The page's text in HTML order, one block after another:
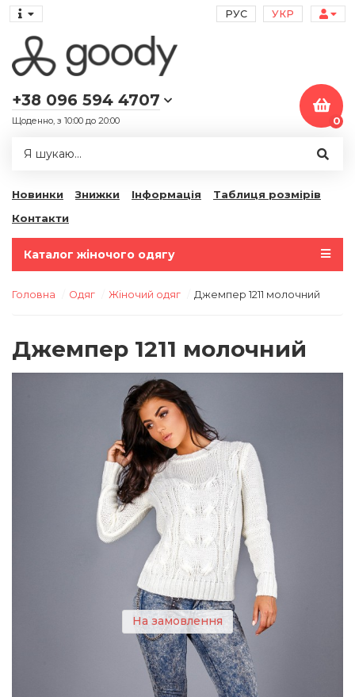
РУС УКР
+38 096 594 4707
Щоденно, з 10:00 до 20:00 0
Новинки Знижки Інформація
Таблиця розмірів
Контакти
Каталог жіночого одягу
Головна Одяг Жіночий одяг Джемпер 1211 молочний
Джемпер 1211 молочний
На замовлення